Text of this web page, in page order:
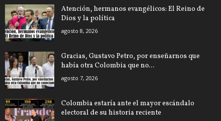
Atención, hermanos evangélicos: El Reino de
Dios y la política
agosto 8, 2026
Gracias, Gustavo Petro, por enseñarnos que
había otra Colombia que no...
agosto 7, 2026
Colombia estaría ante el mayor escándalo
electoral de su historia reciente